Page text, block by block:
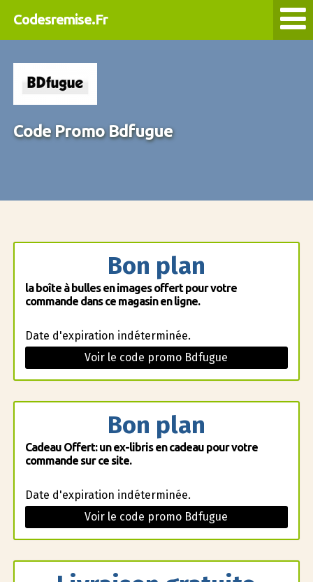
Codesremise.Fr
Code Promo Bdfugue
Bon plan
la boîte à bulles en images offert pour votre
commande dans ce magasin en ligne.
Date d'expiration indéterminée.
Voir le code promo Bdfugue
Bon plan
Cadeau Offert: un ex-libris en cadeau pour votre
commande sur ce site.
Date d'expiration indéterminée.
Voir le code promo Bdfugue